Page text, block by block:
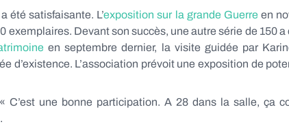
été satisfaisante. L’exposition sur la grande Guerre en
exemplaires. Devant son succès, une autre série de 150
en septembre dernier, la visite guidée par
d’existence. L’association prévoit une exposition de
C’est une bonne participation. A 28 dans la salle, ça